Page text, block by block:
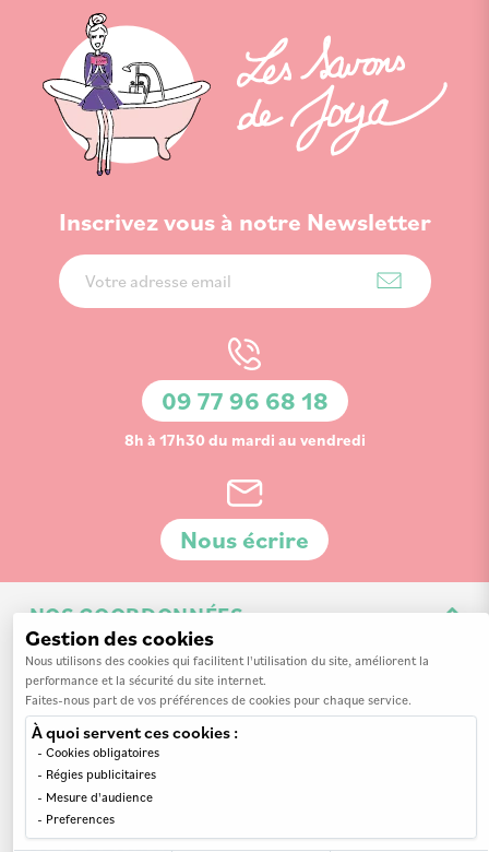
Inscrivez vous à notre Newsletter
Inscription
à
09 77 96 68 18
8h à 17h30 du mardi au vendredi
Nous écrire
NOS COORDONNÉES
3 Av. de la 3ème Division d'Infanterie Britannique
14200 Hérouville-Saint-Clair
INFORMATIONS
Gestion des cookies
Nous utilisons des cookies qui facilitent l'utilisation du site, améliorent la
performance et la sécurité du site internet.
Faites-nous part de vos préférences de cookies pour chaque service.
À quoi servent ces cookies :
Cookies obligatoires
Régies publicitaires
Mesure d'audience
Preferences